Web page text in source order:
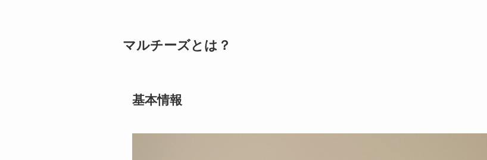
マルチーズとは？
基本情報